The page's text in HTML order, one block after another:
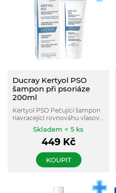
Ducray Kertyol PSO
šampon při psoriáze
200ml
Kertyol PSO Pečující šampon
navracející rovnováhu vlasové
pokožce při psoriáze
podporuje odstraňování
suchých plaků a zklidňuje
suchostí kůže.
Skladem < 5 ks
449 Kč
KOUPIT